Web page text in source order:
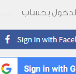
الدخول بحساب